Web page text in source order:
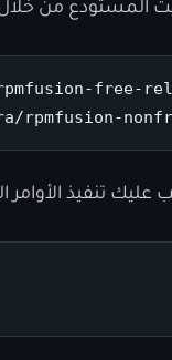
المستودع من خلال
free-
عليك تنفيذ الأوامر